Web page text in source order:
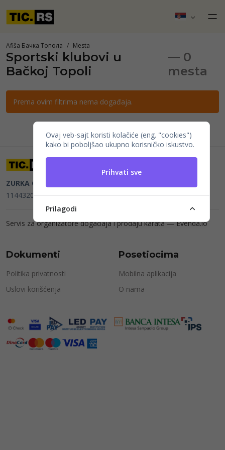
Afiša Бачка Топола Mesta
Sportski klubovi u
Bačkoj Topoli
— 0
mesta
Prema ovim filtrima nema događaja.
ZURKA CE BITI DOO
114432064, MB 22023195,mail@tic.rs, +381 63 173 3142
Servis za organizatore događaja i prodaju karata —Evenda.io
Dokumenti
Politika privatnosti
Uslovi korišćenja
Posetiocima
Mobilna aplikacija
O nama
Ovaj veb-sajt koristi kolačiće (eng. "cookies")
kako bi poboljšao ukupno korisničko iskustvo.
Prihvati sve
Prilagodi